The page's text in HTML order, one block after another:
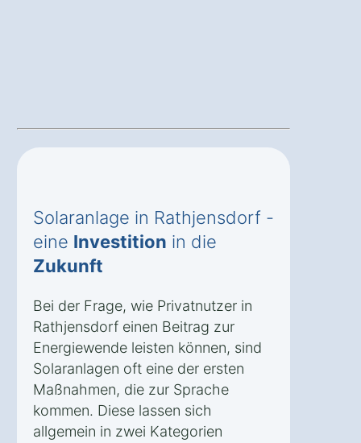
Solaranlage in Rathjensdorf -
eine Investition in die
Zukunft
Bei der Frage, wie Privatnutzer in
Rathjensdorf einen Beitrag zur
Energiewende leisten können, sind
Solaranlagen oft eine der ersten
Maßnahmen, die zur Sprache
kommen. Diese lassen sich
allgemein in zwei Kategorien